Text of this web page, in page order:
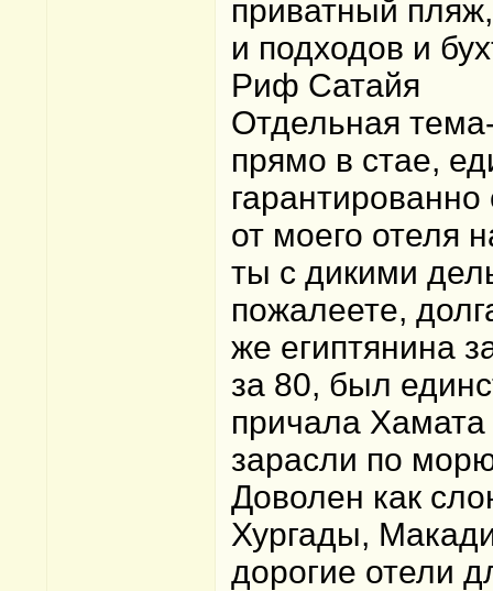
приватный
и подходов и
Риф Сатайя
Отдельная
прямо в стае,
от моего отеля
ты с дикими
пожалеете,
же египтянина
за 80, был
причала
зарасли по
Доволен как
Хургады,
дорогие отели